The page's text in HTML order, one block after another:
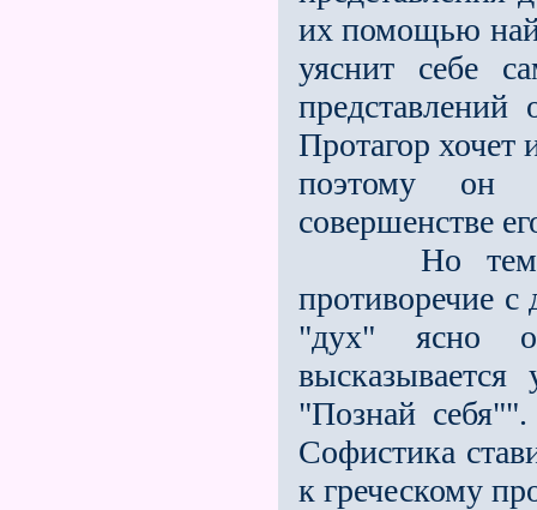
их помощью
уяснит себе
Протагор
поэтому он
совершенстве
Но тем
противоречие
"дух" ясно
"Познай себя"".
Софистика
к греческому